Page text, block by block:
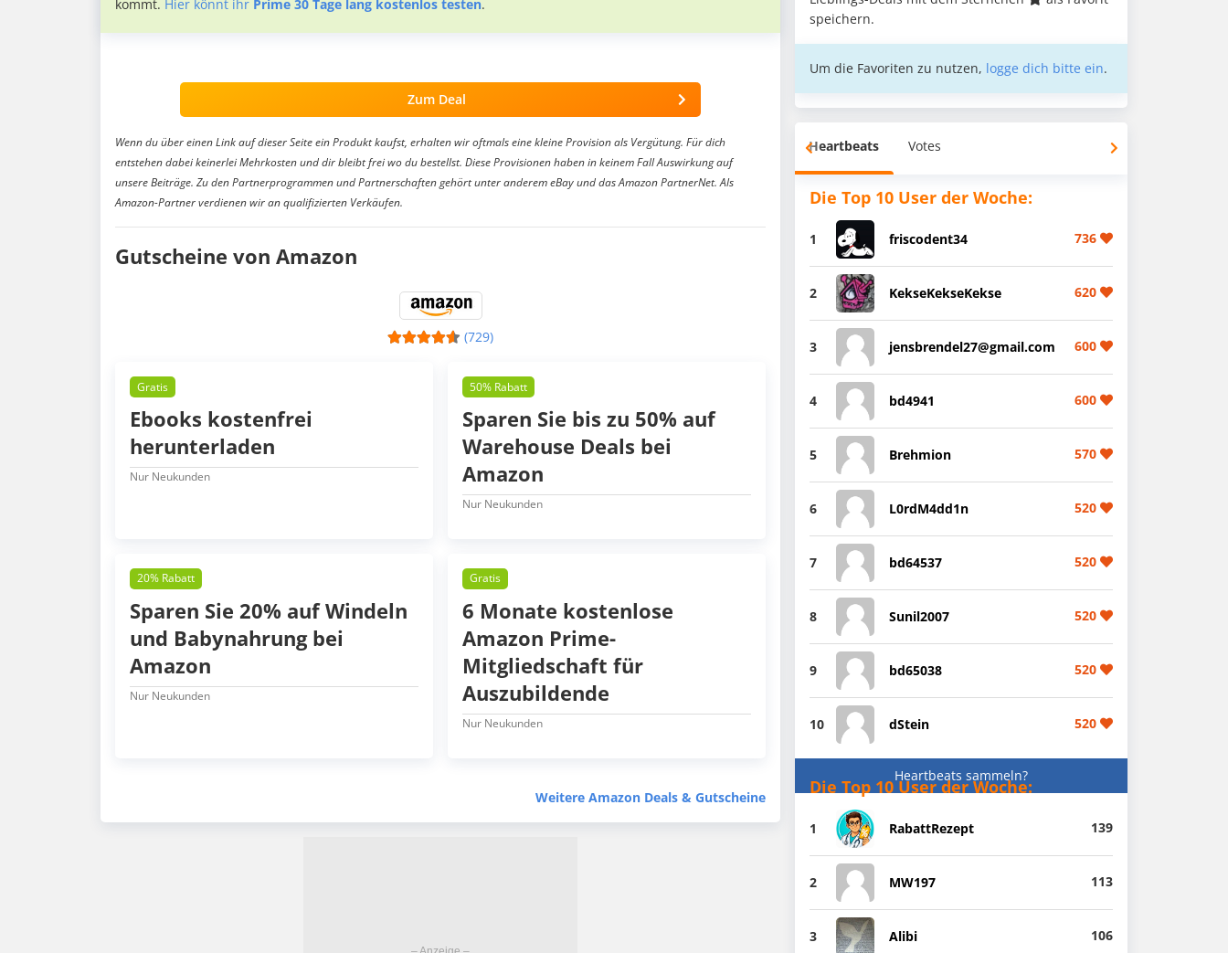
kommt. Hier könnt ihr Prime 30 Tage lang kostenlos testen.
Zum Deal
Wenn du über einen Link auf dieser Seite ein Produkt kaufst, erhalten wir oftmals eine kleine Provision als Vergütung. Für dich
entstehen dabei keinerlei Mehrkosten und dir bleibt frei wo du bestellst. Diese Provisionen haben in keinem Fall Auswirkung auf
unsere Beiträge. Zu den Partnerprogrammen und Partnerschaften gehört unter anderem eBay und das Amazon PartnerNet. Als
Amazon-Partner verdienen wir an qualifizierten Verkäufen.
Gutscheine von Amazon
(729)
Gratis
Ebooks kostenfrei
herunterladen
Nur Neukunden
50% Rabatt
Sparen Sie bis zu 50% auf
Warehouse Deals bei
Amazon
Nur Neukunden
20% Rabatt
Sparen Sie 20% auf Windeln
und Babynahrung bei
Amazon
Nur Neukunden
Gratis
6 Monate kostenlose
Amazon Prime-
Mitgliedschaft für
Auszubildende
Nur Neukunden
Weitere Amazon Deals & Gutscheine
speichern.
Um die Favoriten zu nutzen, logge dich bitte ein.
Heartbeats Votes
Die Top 10 User der Woche:
1 friscodent34 736
2 KekseKekseKekse 620
3 jensbrendel27@gmail.com 600
4 bd4941 600
5 Brehmion 570
6 L0rdM4dd1n 520
7 bd64537 520
8 Sunil2007 520
9 bd65038 520
10 dStein 520
Heartbeats sammeln?
Die Top 10 User der Woche:
1 RabattRezept 139
2 MW197 113
3 Alibi 106